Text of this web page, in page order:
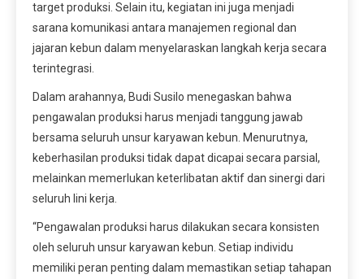
target produksi. Selain itu, kegiatan ini juga menjadi
sarana komunikasi antara manajemen regional dan
jajaran kebun dalam menyelaraskan langkah kerja secara
terintegrasi.
Dalam arahannya, Budi Susilo menegaskan bahwa
pengawalan produksi harus menjadi tanggung jawab
bersama seluruh unsur karyawan kebun. Menurutnya,
keberhasilan produksi tidak dapat dicapai secara parsial,
melainkan memerlukan keterlibatan aktif dan sinergi dari
seluruh lini kerja.
“Pengawalan produksi harus dilakukan secara konsisten
oleh seluruh unsur karyawan kebun. Setiap individu
memiliki peran penting dalam memastikan setiap tahapan